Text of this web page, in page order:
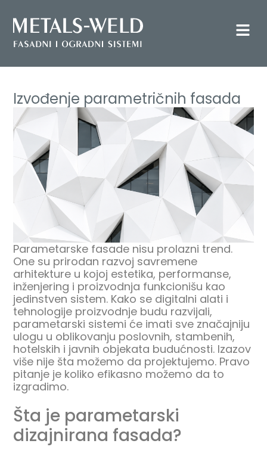
Izvođenje parametričnih fasada
Parametarske fasade nisu prolazni trend.
One su prirodan razvoj savremene
arhitekture u kojoj estetika, performanse,
inženjering i proizvodnja funkcionišu kao
jedinstven sistem. Kako se digitalni alati i
tehnologije proizvodnje budu razvijali,
parametarski sistemi će imati sve značajniju
ulogu u oblikovanju poslovnih, stambenih,
hotelskih i javnih objekata budućnosti. Izazov
više nije šta možemo da projektujemo. Pravo
pitanje je koliko efikasno možemo da to
izgradimo.
Šta je parametarski
dizajnirana fasada?